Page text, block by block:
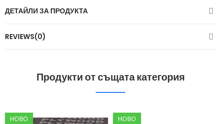
ДЕТАЙЛИ ЗА ПРОДУКТА
REVIEWS(0)
Продукти от същата категория
НОВО НОВО